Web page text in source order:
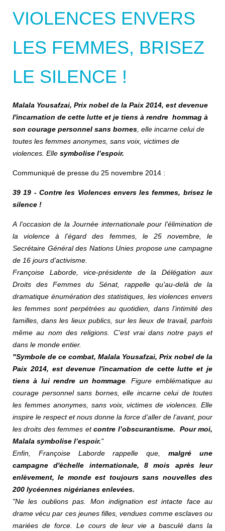
VIOLENCES ENVERS
LES FEMMES, BRISEZ
LE SILENCE !
Malala Yousafzai, Prix nobel de la Paix 2014, est devenue
l'incarnation de cette lutte et je tiens à rendre hommag à
son courage personnel sans bornes , elle incarne celui de
toutes les femmes anonymes, sans voix, victimes de
violences. Elle symbolise l’espoir.
Communiqué de presse du 25 novembre 2014 :
39 19 - Contre les Violences envers les femmes, brisez le
silence !
A l’occasion de la Journée internationale pour l’élimination de
la violence à l’égard des femmes, le 25 novembre, le
Secrétaire Général des Nations Unies propose une campagne
de 16 jours d’activisme.
Françoise Laborde, vice-présidente de la Délégation aux
Droits des Femmes du Sénat, rappelle qu'au-delà de la
dramatique énumération des statistiques, les violences envers
les femmes sont perpétrées au quotidien, dans l’intimité des
familles, dans les lieux publics, sur les lieux de travail, parfois
même au nom des religions. C'est vrai dans notre pays et
dans le monde entier.
"Symbole de ce combat, Malala Yousafzai, Prix nobel de la
Paix 2014, est devenue l'incarnation de cette lutte et je
tiens à lui rendre un hommage. Figure emblématique au
courage personnel sans bornes, elle incarne celui de toutes
les femmes anonymes, sans voix, victimes de violences. Elle
inspire le respect et nous donne la force d’aller de l’avant, pour
les droits des femmes etcontre l’obscurantisme. Pour moi,
Malala symbolise l’espoir."
Enfin, Françoise Laborde rappelle que,malgré une
campagne d'échelle internationale, 8 mois après leur
enlèvement, le monde est toujours sans nouvelles des
200 lycéennes nigérianes enlevées.
"Ne les oublions pas. Mon indignation est intacte face au
drame vécu par ces jeunes filles, vendues comme esclaves ou
mariées de force. Le cours de leur vie a basculé dans la